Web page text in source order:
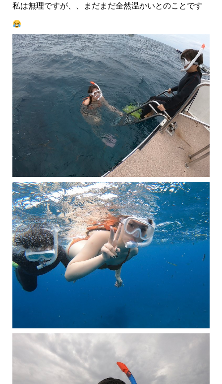
私は無理ですが、、まだまだ全然温かいとのことです